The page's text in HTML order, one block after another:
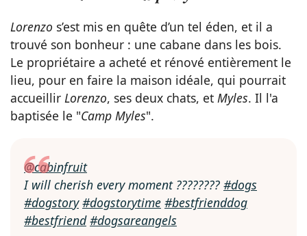
Lorenzo s’est mis en quête d’un tel éden, et il a
trouvé son bonheur : une cabane dans les bois.
Le propriétaire a acheté et rénové entièrement le
lieu, pour en faire la maison idéale, qui pourrait
accueillir Lorenzo, ses deux chats, et Myles. Il l'a
baptisée le "Camp Myles".
@cabinfruit
I will cherish every moment ???????? #dogs
#dogstory #dogstorytime #bestfrienddog
#bestfriend #dogsareangels